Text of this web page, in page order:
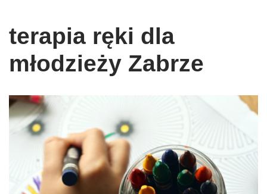
terapia ręki dla
młodzieży Zabrze